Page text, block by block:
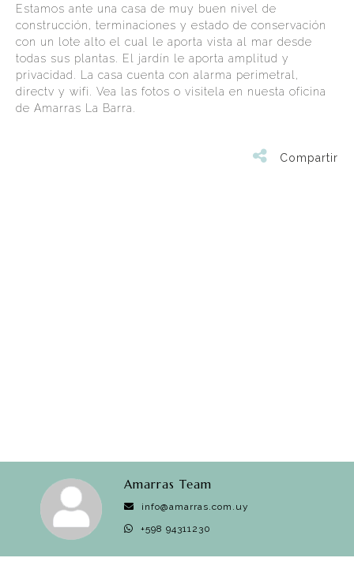
Estamos ante una casa de muy buen nivel de
construcción, terminaciones y estado de conservación
con un lote alto el cual le aporta vista al mar desde
todas sus plantas. El jardín le aporta amplitud y
privacidad. La casa cuenta con alarma perimetral,
directv y wifi. Vea las fotos o visitela en nuesta oficina
de Amarras La Barra.
Compartir
Amarras Team
info@amarras.com.uy
+598 94311230